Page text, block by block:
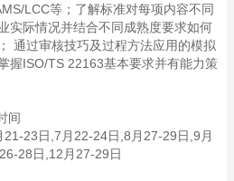
LCC等；了解标准对每项内容不同
实际情况并结合不同成熟度要求如何
通过审核技巧及过程方法应用的模拟
握ISO/TS 22163基本要求并有能力策
间
23日,7月22-24日,8月27-29日,9月
28日,12月27-29日